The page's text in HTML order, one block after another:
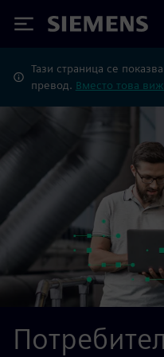
Siemens
Тази страница се
превод. Вместо това